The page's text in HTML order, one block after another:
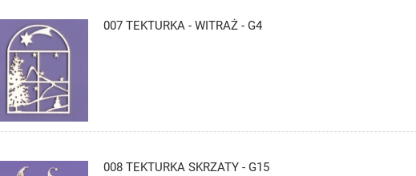
007 TEKTURKA - WITRAŻ - G4
008 TEKTURKA SKRZATY - G15